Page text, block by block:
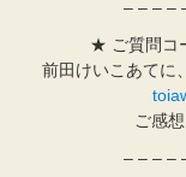
– – – –
★ ご質問コ
前田けいこあてに
ご感
– – – –